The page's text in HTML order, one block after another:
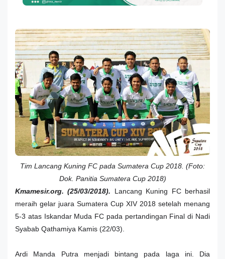
Tim Lancang Kuning FC pada Sumatera Cup 2018. (Foto:
Dok. Panitia Sumatera Cup 2018)
Kmamesir.org. (25/03/2018). Lancang Kuning FC berhasil
meraih gelar juara Sumatera Cup XIV 2018 setelah menang
5-3 atas Iskandar Muda FC pada pertandingan Final di Nadi
Syabab Qathamiya Kamis (22/03).
Ardi Manda Putra menjadi bintang pada laga ini. Dia